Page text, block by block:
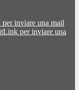
inviare una mail
Link per inviare una